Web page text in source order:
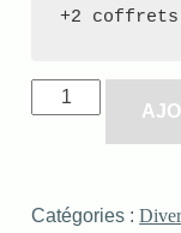
+2 coffrets
Catégories :